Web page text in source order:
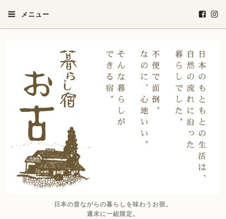
メニュー
日本の昔ながらの暮らしを味わうお宿。
週末に一組限定。